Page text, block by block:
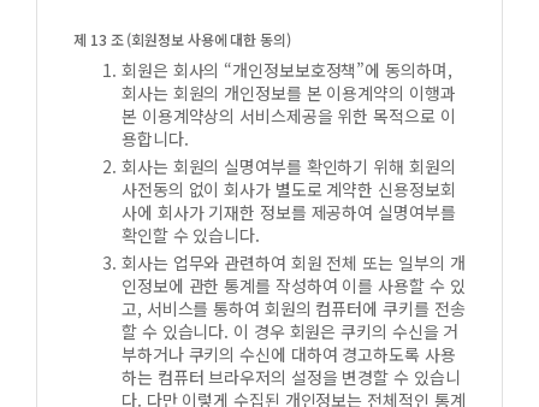
제 13 조 (회원정보 사용에 대한 동의)
회원은 회사의 “개인정보보호정책”에 동의하며,
회사는 회원의 개인정보를 본 이용계약의 이행과
본 이용계약상의 서비스제공을 위한 목적으로 이
용합니다.
회사는 회원의 실명여부를 확인하기 위해 회원의
사전동의 없이 회사가 별도로 계약한 신용정보회
사에 회사가 기재한 정보를 제공하여 실명여부를
확인할 수 있습니다.
회사는 업무와 관련하여 회원 전체 또는 일부의 개
인정보에 관한 통계를 작성하여 이를 사용할 수 있
고, 서비스를 통하여 회원의 컴퓨터에 쿠키를 전송
할 수 있습니다. 이 경우 회원은 쿠키의 수신을 거
부하거나 쿠키의 수신에 대하여 경고하도록 사용
하는 컴퓨터 브라우저의 설정을 변경할 수 있습니
다. 다만 이렇게 수집된 개인정보는 전체적인 통계